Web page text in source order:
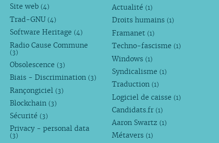
Site web (4)
Trad-GNU (4)
Software Heritage (4)
Radio Cause Commune
(3)
Obsolescence (3)
Biais - Discrimination (3)
Rançongiciel (3)
Blockchain (3)
Sécurité (3)
Privacy - personal data
(3)
Actualité (1)
Droits humains (1)
Framanet (1)
Techno-fascisme (1)
Windows (1)
Syndicalisme (1)
Traduction (1)
Logiciel de caisse (1)
Candidats.fr (1)
Aaron Swartz (1)
Métavers (1)